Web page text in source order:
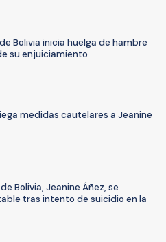
Bolivia inicia huelga de hambre
su enjuiciamiento
medidas cautelares a Jeanine
Bolivia, Jeanine Áñez, se
tras intento de suicidio en la